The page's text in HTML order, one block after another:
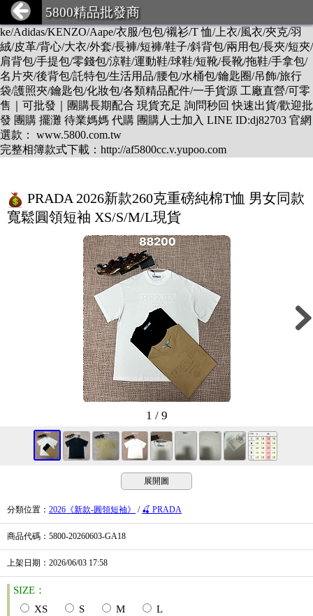
DESCENTE/LV/BURBERRY/GUCCI/PRADA/CHANEL/BALEN
CIAGA/DIOR/Hermes/FENDI/MONCLER/Armani/Supreme/CK/Ni
ke/Adidas/KENZO/Aape/衣服/包包/襯衫/T 恤/上衣/風衣/夾克/羽
絨/皮革/背心/大衣/外套/長褲/短褲/鞋子/斜背包/兩用包/長夾/短夾/
肩背包/手提包/零錢包/涼鞋/運動鞋/球鞋/短靴/長靴/拖鞋/手拿包/
名片夾/後背包/託特包/生活用品/腰包/水桶包/鑰匙圈/吊飾/旅行
袋/護照夾/鑰匙包/化妝包/各類精品配件/一手貨源 工廠直營/可零
售｜可批發｜團購長期配合 現貨充足 詢問秒回 快速出貨/歡迎批
發 團購 擺灘 待業媽媽 代購 團購人士加入 LINE ID:dj82703 官網
選款： www.5800.com.tw
完整相簿款式下載：http://af5800cc.v.yupoo.com
5800精品批發商
PRADA 2026新款260克重磅純棉T恤 男女同款
寬鬆圓領短袖 XS/S/M/L現貨
1 / 9
展開圖
分類位置 ： 2026《新款-圓領短袖》 / 🍒 PRADA
商品代碼 ：5800-20260603-GA18
上架日期 ：2026/06/03 17:58
SIZE：
XS
S M L